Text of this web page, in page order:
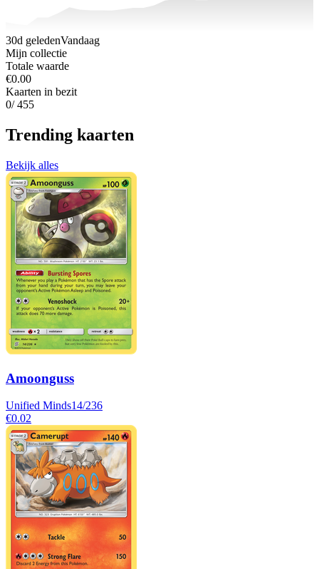
30d geledenVandaag
Mijn collectie
Totale waarde
€0.00
Kaarten in bezit
0/ 455
Trending kaarten
Bekijk alles
Amoonguss
Unified Minds14/236
€0.02